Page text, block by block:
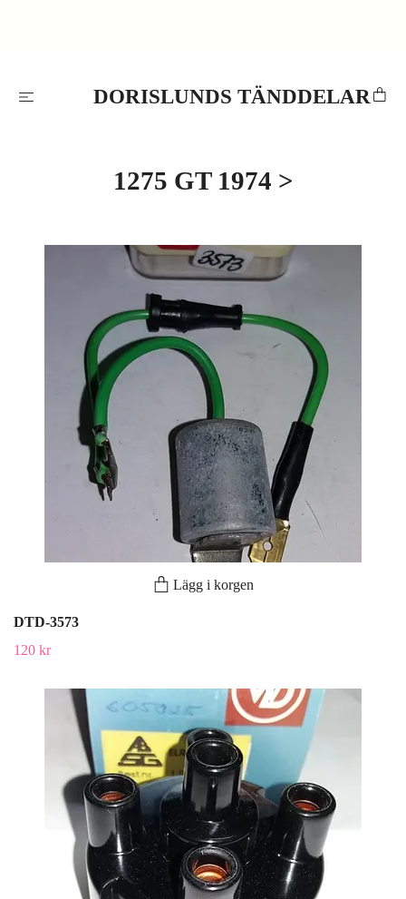
DORISLUNDS TÄNDDELAR
1275 GT 1974 >
Lägg i korgen
DTD-3573
120 kr